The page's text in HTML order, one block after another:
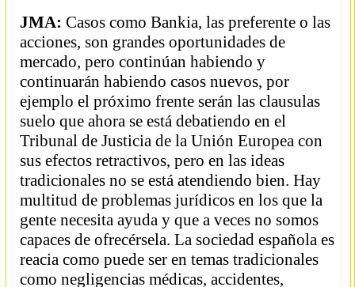
JMA: Casos como Bankia, las preferente o las
acciones, son grandes oportunidades de
mercado, pero continúan habiendo y
continuarán habiendo casos nuevos, por
ejemplo el próximo frente serán las clausulas
suelo que ahora se está debatiendo en el
Tribunal de Justicia de la Unión Europea con
sus efectos retractivos, pero en las ideas
tradicionales no se está atendiendo bien. Hay
multitud de problemas jurídicos en los que la
gente necesita ayuda y que a veces no somos
capaces de ofrecérsela. La sociedad española es
reacia como puede ser en temas tradicionales
como negligencias médicas, accidentes,